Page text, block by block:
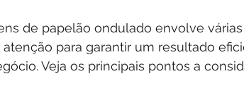
de papelão ondulado envolve
para garantir um resultado
Veja os principais pontos a